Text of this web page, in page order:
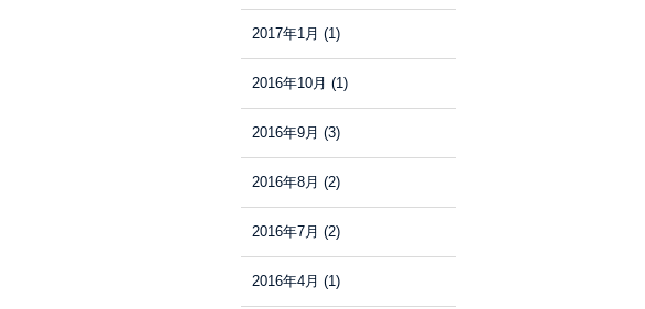
2017年1月 (1)
2016年10月 (1)
2016年9月 (3)
2016年8月 (2)
2016年7月 (2)
2016年4月 (1)